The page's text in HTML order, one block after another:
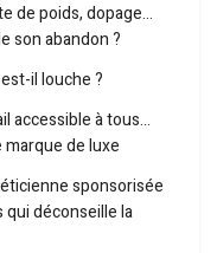
de poids, dopage…
son abandon ?
il louche ?
accessible à tous…
de luxe
sponsorisée
déconseille la